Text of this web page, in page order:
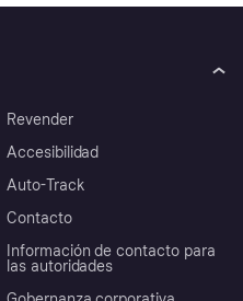
Revender
Accesibilidad
Auto-Track
Contacto
Información de contacto para
las autoridades